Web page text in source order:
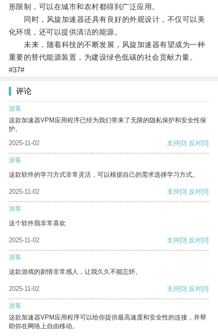
形限制，可以在城市和农村都得到广泛应用。
同时，风旋加速器还具有良好的外观设计，不仅可以美
化环境，还可以提供清洁的能源。
未来，随着科技的不断发展，风旋加速器有望成为一种
重要的替代能源装置，为建设绿色低碳的社会贡献力量。
#37#
评论
游客
这款加速器VPM应用程序已经为我们带来了无限的隐私保护和安全性保
护。
2025-11-02
支持[0] 反对[0]
游客
这款软件的学习方式非常灵活，可以根据自己的需求选择学习方式。
2025-11-02 支持[0] 反对[0]
游客
这个软件我非常喜欢
2025-11-02 支持[0] 反对[0]
游客
这款游戏的剧情非常感人，让我久久不能忘怀。
2025-11-02 支持[0] 反对[0]
游客
这款加速器VPM应用程序可以给你提供最高速度和安全性的连接，并帮
助你在网络上自由移动。